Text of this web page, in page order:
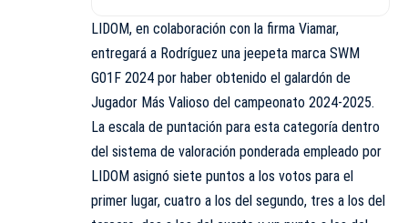
LIDOM, en colaboración con la firma Viamar,
entregará a Rodríguez una jeepeta marca SWM
G01F 2024 por haber obtenido el galardón de
Jugador Más Valioso del campeonato 2024-2025.
La escala de puntación para esta categoría dentro
del sistema de valoración ponderada empleado por
LIDOM asignó siete puntos a los votos para el
primer lugar, cuatro a los del segundo, tres a los del